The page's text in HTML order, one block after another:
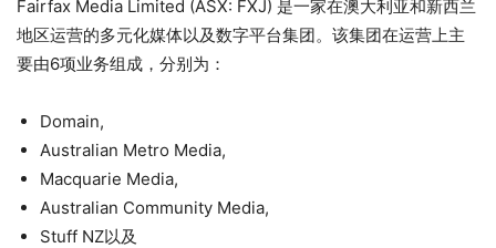
Fairfax Media Limited (ASX: FXJ) 是一家在澳大利亚和新西兰
地区运营的多元化媒体以及数字平台集团。该集团在运营上主
要由6项业务组成，分别为：
Domain,
Australian Metro Media,
Macquarie Media,
Australian Community Media,
Stuff NZ以及